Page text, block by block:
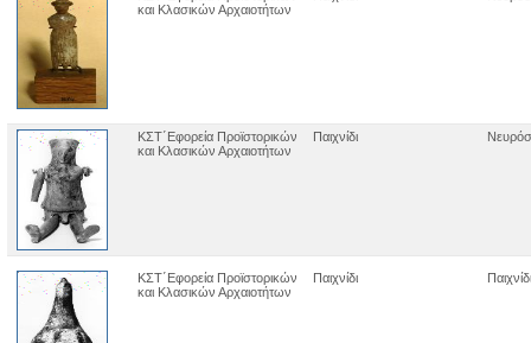
και Κλασικών Αρχαιοτήτων
ΚΣΤ΄Εφορεία Προϊστορικών
και Κλασικών Αρχαιοτήτων
Παιχνίδι
ΚΣΤ΄Εφορεία Προϊστορικών
και Κλασικών Αρχαιοτήτων
Παιχνίδι Παιχνίδι